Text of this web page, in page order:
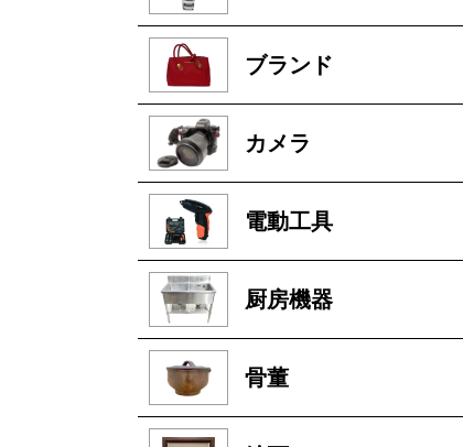
ブランド
カメラ
電動工具
厨房機器
骨董